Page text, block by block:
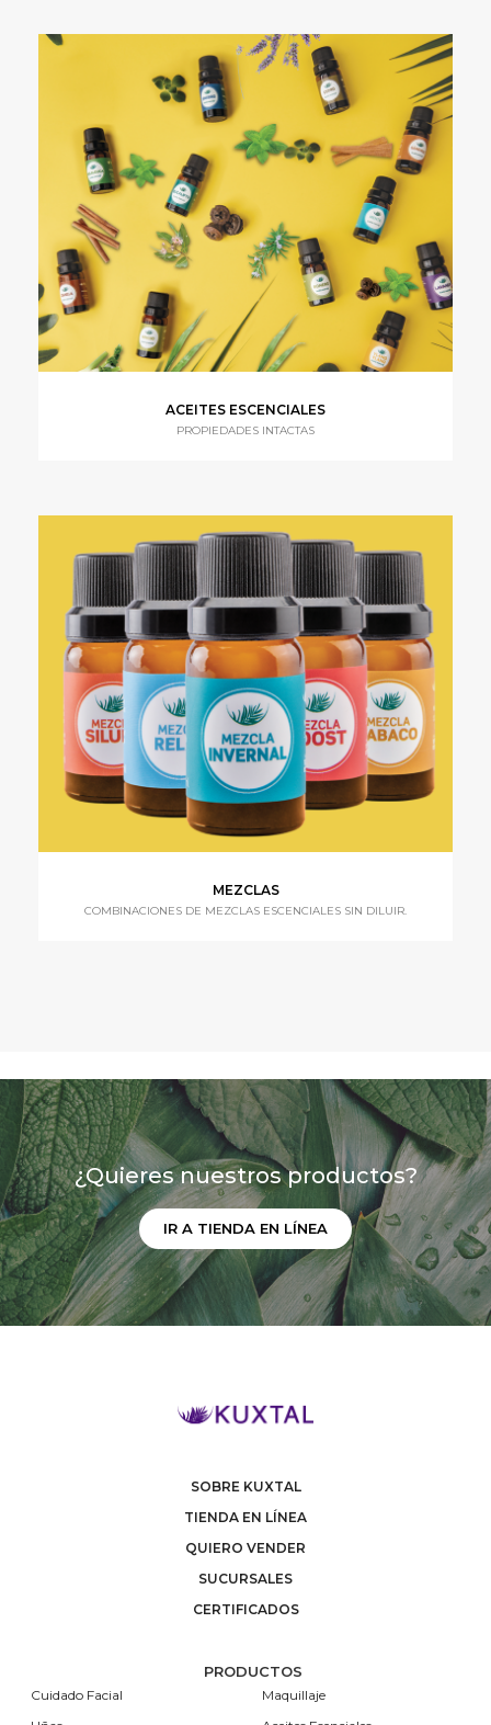
ACEITES ESCENCIALES
PROPIEDADES INTACTAS
MEZCLAS
COMBINACIONES DE MEZCLAS ESCENCIALES SIN DILUIR.
¿Quieres nuestros productos?
IR A TIENDA EN LÍNEA
SOBRE KUXTAL
TIENDA EN LÍNEA
QUIERO VENDER
SUCURSALES
CERTIFICADOS
PRODUCTOS
Cuidado Facial
Maquillaje